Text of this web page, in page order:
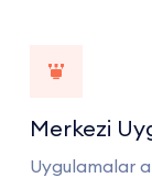
Merkezi
Uygulamalar